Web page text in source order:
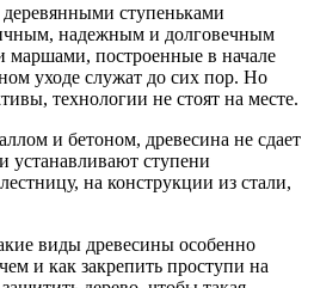
ступеньками
надежным и долговечным
маршами, построенные в начале
уходе служат до сих пор. Но
технологии не стоят на месте.
и бетоном, древесина не сдает
устанавливают ступени
на конструкции из стали,
виды древесины особенно
и как закрепить проступи на